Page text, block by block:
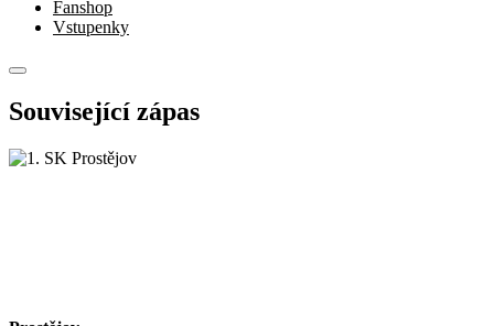
Fanshop
Vstupenky
Související zápas